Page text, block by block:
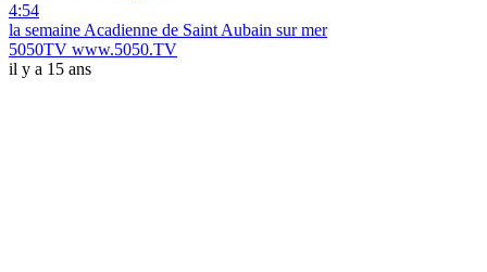
4:54
la semaine Acadienne de Saint Aubain sur mer
5050TV www.5050.TV
il y a 15 ans